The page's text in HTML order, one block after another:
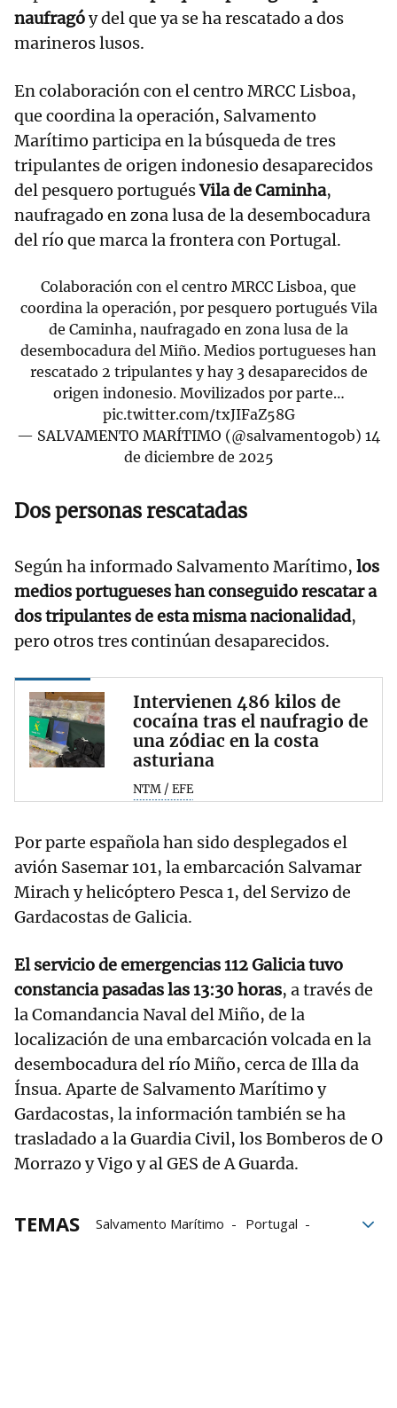
naufragóy del que ya se ha rescatado a dos
marineros lusos.
En colaboración con el centro MRCC Lisboa,
que coordina la operación, Salvamento
Marítimo participa en la búsqueda de tres
tripulantes de origen indonesio desaparecidos
del pesquero portuguésVila de Caminha,
naufragado en zona lusa de la desembocadura
del río que marca la frontera con Portugal.
Colaboración con el centro MRCC Lisboa, que
coordina la operación, por pesquero portugués Vila
de Caminha, naufragado en zona lusa de la
desembocadura del Miño. Medios portugueses han
rescatado 2 tripulantes y hay 3 desaparecidos de
origen indonesio. Movilizados por parte…
pic.twitter.com/txJIFaZ58G
— SALVAMENTO MARÍTIMO (@salvamentogob) 14
de diciembre de 2025
Dos personas rescatadas
Según ha informado Salvamento Marítimo, los
medios portugueses han conseguido rescatar a
dos tripulantes de esta misma nacionalidad,
pero otros tres continúan desaparecidos.
Intervienen 486 kilos de
cocaína tras el naufragio de
una zódiac en la costa
asturiana
NTM / EFE
Por parte española han sido desplegados el
avión Sasemar 101, la embarcación Salvamar
Mirach y helicóptero Pesca 1, del Servizo de
Gardacostas de Galicia.
El servicio de emergencias 112 Galicia tuvo
constancia pasadas las 13:30 horas, a través de
la Comandancia Naval del Miño, de la
localización de una embarcación volcada en la
desembocadura del río Miño, cerca de Illa da
Ínsua. Aparte de Salvamento Marítimo y
Gardacostas, la información también se ha
trasladado a la Guardia Civil, los Bomberos de O
Morrazo y Vigo y al GES de A Guarda.
TEMAS Salvamento Marítimo
Portugal